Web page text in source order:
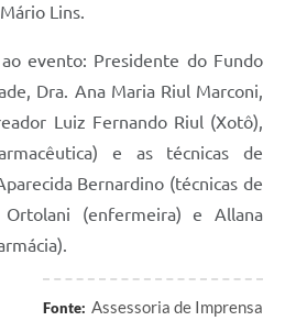
Lins.
evento: Presidente do Fundo
Dra. Ana Maria Riul Marconi,
Luiz Fernando Riul (Xotô),
e as técnicas de
Bernardino (técnicas de
Ortolani (enfermeira) e Allana
Fonte: Assessoria de Imprensa